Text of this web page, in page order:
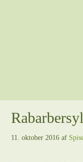
11. oktober 2016 af